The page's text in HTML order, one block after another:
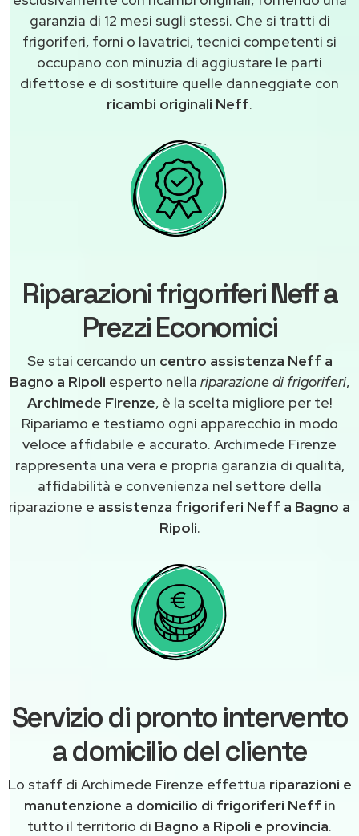
garanzia di 12 mesi sugli stessi. Che si tratti di
frigoriferi, forni o lavatrici, tecnici competenti si
occupano con minuzia di aggiustare le parti
difettose e di sostituire quelle danneggiate con
ricambi originali Neff.
Riparazioni frigoriferi Neff a
Prezzi Economici
Se stai cercando un centro assistenza Neff a
Bagno a Ripoli esperto nella riparazione di frigoriferi,
Archimede Firenze, è la scelta migliore per te!
Ripariamo e testiamo ogni apparecchio in modo
veloce affidabile e accurato. Archimede Firenze
rappresenta una vera e propria garanzia di qualità,
affidabilità e convenienza nel settore della
riparazione e assistenza frigoriferi Neff a Bagno a
Ripoli.
Servizio di pronto intervento
a domicilio del cliente
Lo staff di Archimede Firenze effettua riparazioni e
manutenzione a domicilio di frigoriferi Neff in
tutto il territorio di Bagno a Ripoli e provincia.